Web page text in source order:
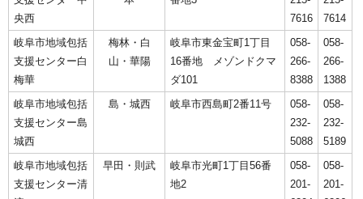
央西
7616
7614
岐阜市地域包括
支援センター白
梅華
梅林・白
山・華陽
岐阜市東金宝町1丁目
16番地 メゾンドクマ
ダ101
058-
266-
8388
058-
266-
1388
岐阜市地域包括
支援センター島
城西
島・城西 岐阜市西島町2番11号
058-
232-
5088
058-
232-
5189
岐阜市地域包括
支援センター清
早田・則武
岐阜市光町1丁目56番
地2
058-
201-
058-
201-